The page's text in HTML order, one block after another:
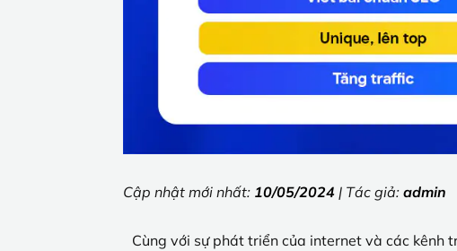
Cập nhật mới nhất: 10/05/2024 | Tác giả: admin
Cùng với sự phát triển của internet và các kênh